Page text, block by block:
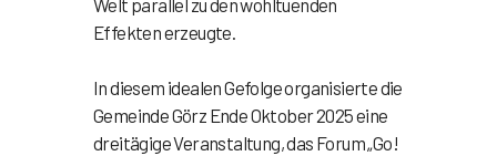
Welt parallel zu den wohltuenden
Effekten erzeugte.
In diesem idealen Gefolge organisierte die
Gemeinde Görz Ende Oktober 2025 eine
dreitägige Veranstaltung, das Forum „Go!